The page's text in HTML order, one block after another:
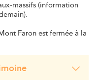
massifs (information
Faron est fermée à la